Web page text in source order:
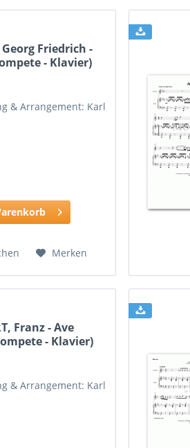
Georg Friedrich -
- Klavier)
& Arrangement: Karl
Merken
Franz - Ave
- Klavier)
& Arrangement: Karl